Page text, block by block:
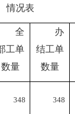
情况表
全
工单
数量
办
结工单
数量
348 348